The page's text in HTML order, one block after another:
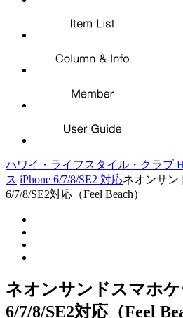
ハワイ・ライフスタイル・クラブ
ス iPhone 6/7/8/SE2 対応ネオンサン
6/7/8/SE2対応（Feel Beach）
ネオンサンドスマホケ
6/7/8/SE2対応（Feel